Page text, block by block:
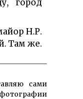
город
Там же.
сами